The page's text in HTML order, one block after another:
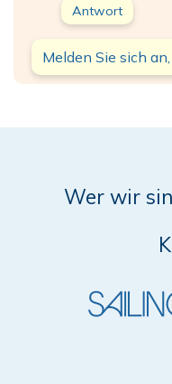
Antwort
Melden Sie sich
Wer wir